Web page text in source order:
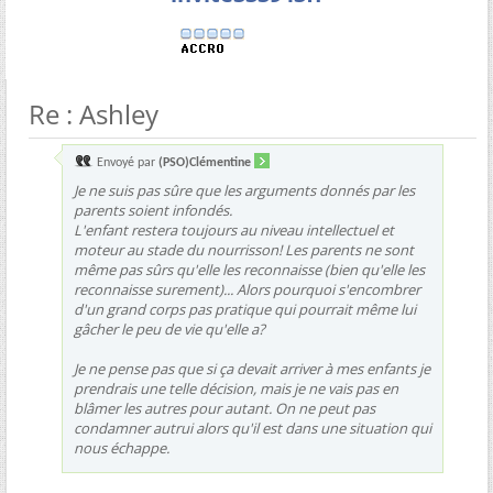
Re : Ashley
Envoyé par (PSO)Clémentine
Je ne suis pas sûre que les arguments donnés par les
parents soient infondés.
L'enfant restera toujours au niveau intellectuel et
moteur au stade du nourrisson! Les parents ne sont
même pas sûrs qu'elle les reconnaisse (bien qu'elle les
reconnaisse surement)... Alors pourquoi s'encombrer
d'un grand corps pas pratique qui pourrait même lui
gâcher le peu de vie qu'elle a?
Je ne pense pas que si ça devait arriver à mes enfants je
prendrais une telle décision, mais je ne vais pas en
blâmer les autres pour autant. On ne peut pas
condamner autrui alors qu'il est dans une situation qui
nous échappe.